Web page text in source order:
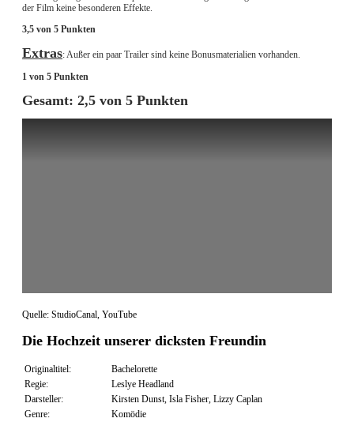
der Film keine besonderen Effekte.
3,5 von 5 Punkten
Extras: Außer ein paar Trailer sind keine Bonusmaterialien vorhanden.
1 von 5 Punkten
Gesamt: 2,5 von 5 Punkten
Quelle: StudioCanal, YouTube
Die Hochzeit unserer dicksten Freundin
Originaltitel:
Bachelorette
Regie:
Leslye Headland
Darsteller:
Kirsten Dunst, Isla Fisher, Lizzy Caplan
Genre:
Komödie